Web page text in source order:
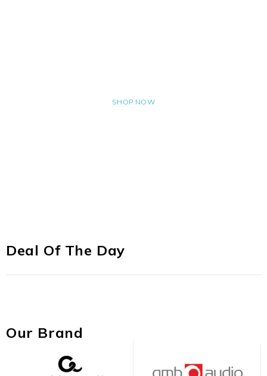
SHOP NOW
Deal Of The Day
Our Brand